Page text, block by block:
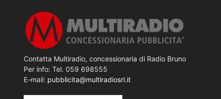
Contatta Multiradio, concessionaria di Radio Bruno
Per info: Tel. 059 698555
E-mail: pubblicita@multiradiosrl.it